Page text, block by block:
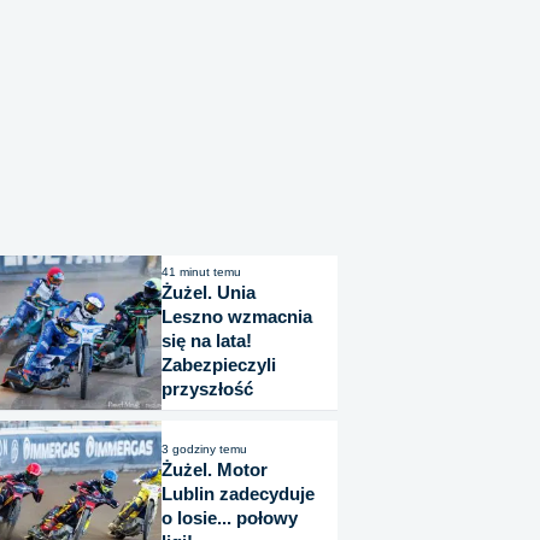
41 minut temu
Żużel. Unia
Leszno wzmacnia
się na lata!
Zabezpieczyli
przyszłość
3 godziny temu
Żużel. Motor
Lublin zadecyduje
o losie... połowy